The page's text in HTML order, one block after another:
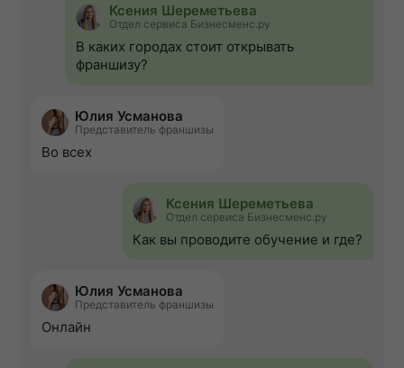
Ксения Шереметьева
Отдел сервиса Бизнесменс.ру
В каких городах стоит открывать
франшизу?
Юлия Усманова
Представитель франшизы
Во всех
Ксения Шереметьева
Отдел сервиса Бизнесменс.ру
Как вы проводите обучение и где?
Юлия Усманова
Представитель франшизы
Онлайн